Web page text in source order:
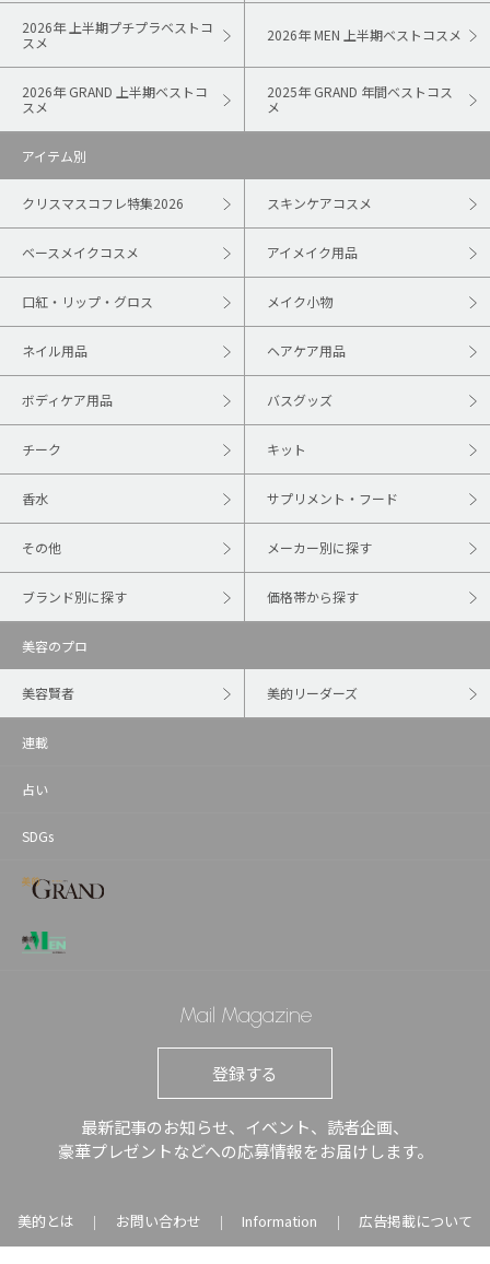
2026年 上半期プチプラベストコ
スメ
2026年 MEN 上半期ベストコスメ
2026年 GRAND 上半期ベストコ
スメ
2025年 GRAND 年間ベストコス
メ
アイテム別
クリスマスコフレ特集2026 スキンケアコスメ
ベースメイクコスメ アイメイク用品
口紅・リップ・グロス メイク小物
ネイル用品 ヘアケア用品
ボディケア用品 バスグッズ
チーク キット
香水 サプリメント・フード
その他 メーカー別に探す
ブランド別に探す 価格帯から探す
美容のプロ
美容賢者 美的リーダーズ
連載
占い
SDGs
Mail Magazine
登録する
最新記事のお知らせ、イベント、読者企画、
豪華プレゼントなどへの応募情報をお届けします。
美的とは ｜ お問い合わせ ｜ Information ｜ 広告掲載について